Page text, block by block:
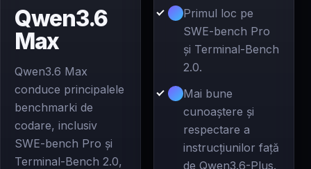
Qwen3.6
Max
Qwen3.6 Max
conduce principalele
benchmarki de
codare, inclusiv
SWE-bench Pro și
Terminal-Bench 2.0,
Primul loc pe
SWE-bench Pro
și Terminal-Bench
2.0.
Mai bune
cunoaștere și
respectare a
instrucțiunilor față
de Qwen3.6-Plus.